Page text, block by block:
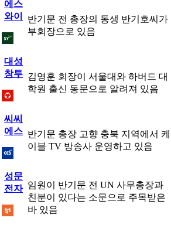
에스
와이
반기문 전 총장의 동생 반기호씨가
부회장으로 있음
대성
창투 김영훈 회장이 서울대와 하버드 대
학원 출신 동문으로 알려져 있음
씨씨
에스 반기문 총장 고향 충북 지역에서 케
이블 TV 방송사 운영하고 있음
성문
전자 임원이 반기문 전 UN 사무총장과
친분이 있다는 소문으로 주목받은
바 있음